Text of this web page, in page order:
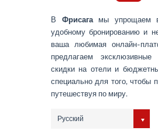
В Фрисагамы упрощаем
удобному бронированию и
ваша любимая онлайн-
предлагаем эксклюзивные
скидки на отели и
специально для того, чтобы
путешествуя по миру.
Русский